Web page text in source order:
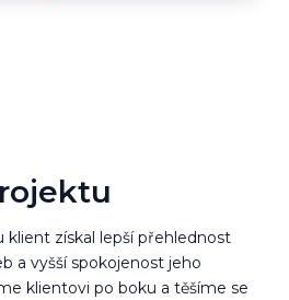
klient získal lepší přehlednost
a vyšší spokojenost jeho
klientovi po boku a těšíme se